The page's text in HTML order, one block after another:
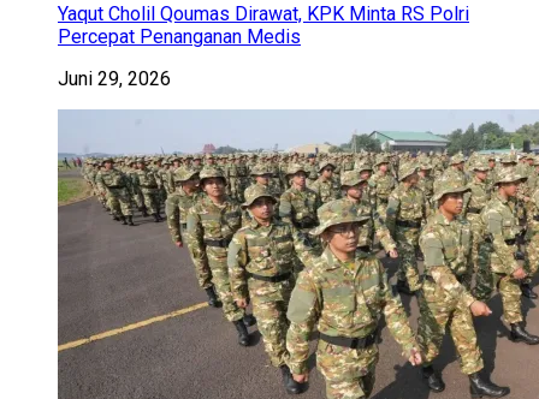
Yaqut Cholil Qoumas Dirawat, KPK Minta RS Polri
Percepat Penanganan Medis
Juni 29, 2026